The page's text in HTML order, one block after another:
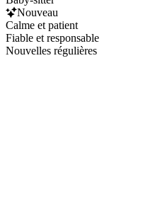
Nouveau
Calme et patient
Fiable et responsable
Nouvelles régulières